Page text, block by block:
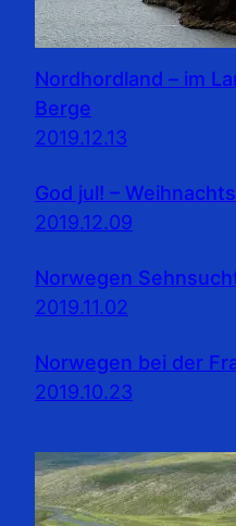
Nordhordland – im
Berge
2019.12.13
God jul! –
2019.12.09
Norwegen
2019.11.02
Norwegen bei der
2019.10.23